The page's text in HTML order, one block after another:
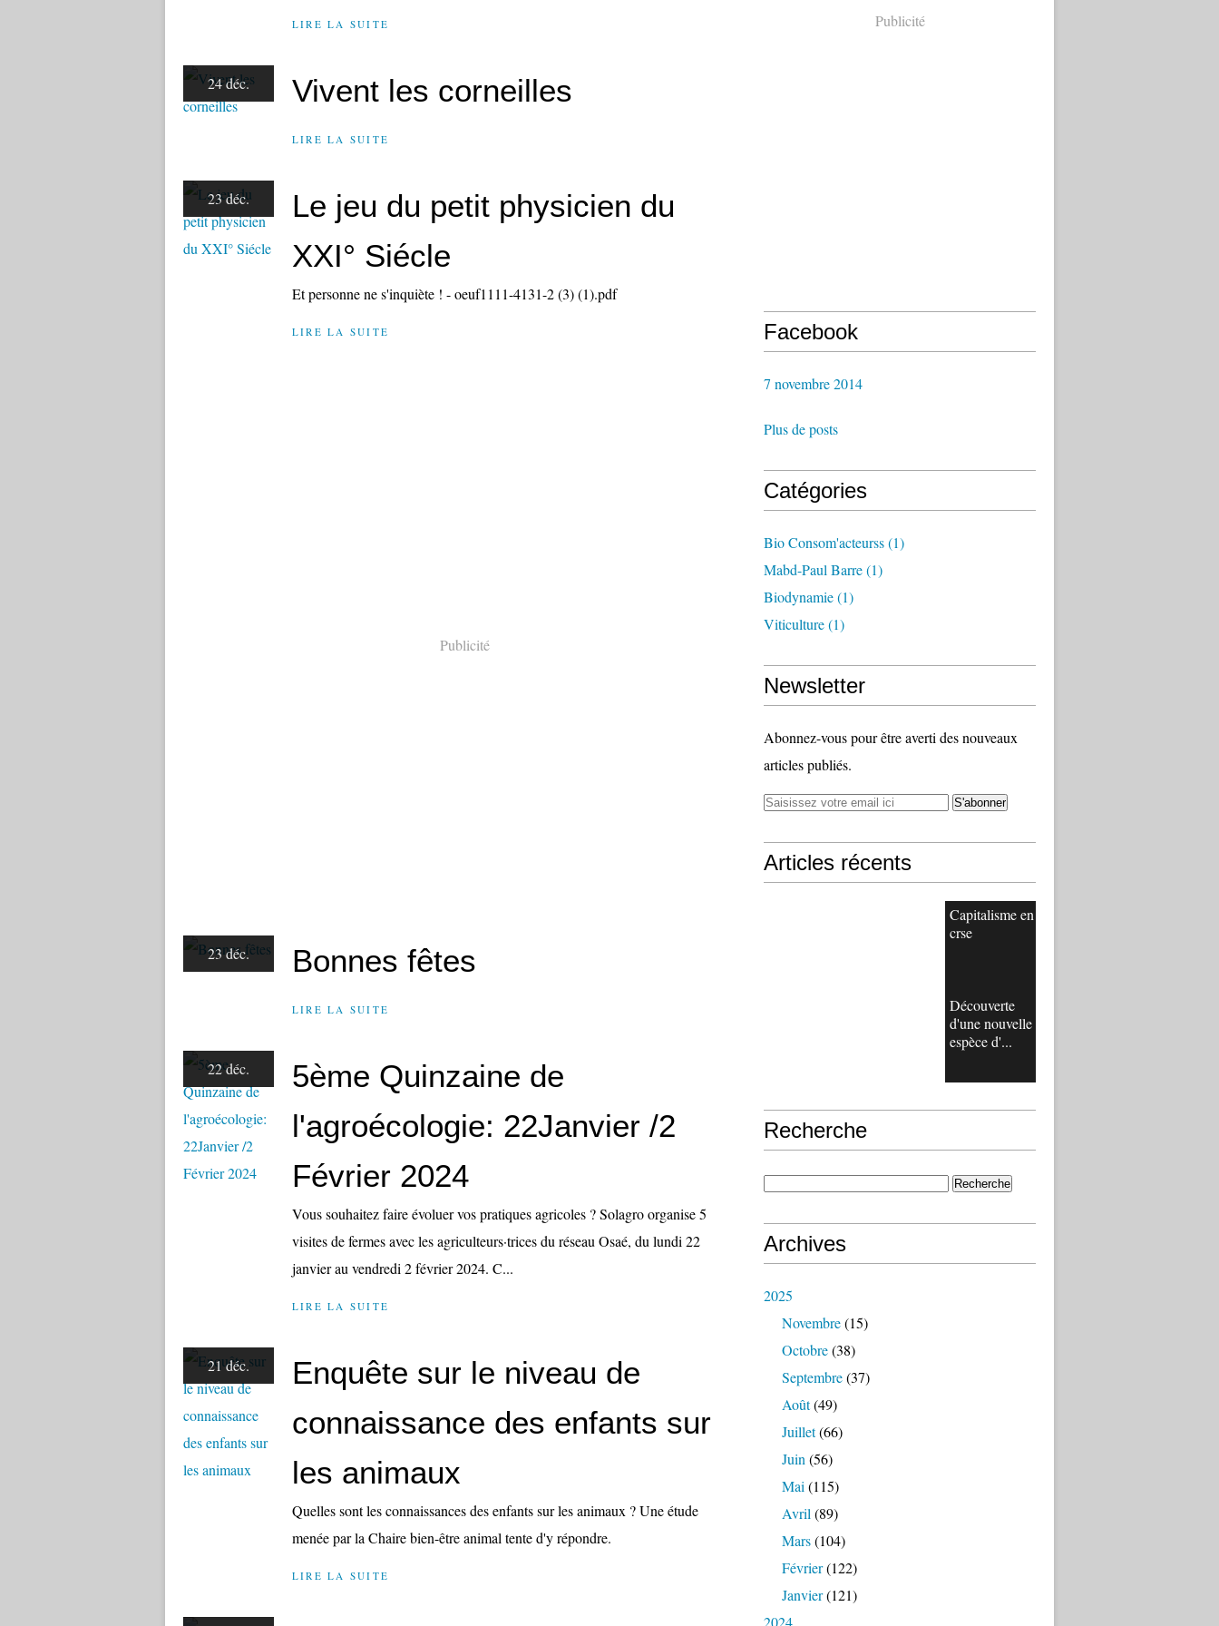
LIRE LA SUITE
24 déc. Vivent les corneilles
LIRE LA SUITE
23 déc.
Le jeu du petit physicien du
XXI° Siécle
Et personne ne s'inquiète ! - oeuf1111-4131-2 (3) (1).pdf
LIRE LA SUITE
Publicité
23 déc. Bonnes fêtes
LIRE LA SUITE
22 déc.
5ème Quinzaine de
l'agroécologie: 22Janvier /2
Février 2024
Vous souhaitez faire évoluer vos pratiques agricoles ? Solagro organise 5
visites de fermes avec les agriculteurs·trices du réseau Osaé, du lundi 22
janvier au vendredi 2 février 2024. C...
LIRE LA SUITE
21 déc.
Enquête sur le niveau de
connaissance des enfants sur
les animaux
Quelles sont les connaissances des enfants sur les animaux ? Une étude
menée par la Chaire bien-être animal tente d'y répondre.
LIRE LA SUITE
Publicité
Facebook
7 novembre 2014
Plus de posts
Catégories
Bio Consom'acteurss(1)
Mabd-Paul Barre(1)
Biodynamie(1)
Viticulture(1)
Newsletter
Abonnez-vous pour être averti des nouveaux
articles publiés.
Articles récents
Capitalisme en
crse
Découverte
d'une nouvelle
espèce d'...
Recherche
Archives
2025
Novembre(15)
Octobre(38)
Septembre(37)
Août(49)
Juillet(66)
Juin (56)
Mai (115)
Avril (89)
Mars(104)
Février(122)
Janvier(121)
2024